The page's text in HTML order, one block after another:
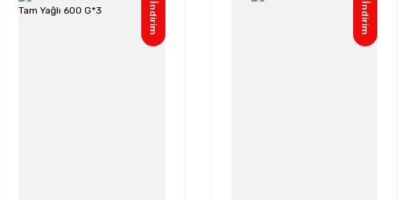
İndirim İndirim